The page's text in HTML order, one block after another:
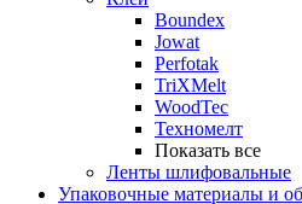
Boundex
Jowat
Perfotak
TriXMelt
WoodTec
Техномелт
Показать все
Ленты шлифовальные
Упаковочные материалы и